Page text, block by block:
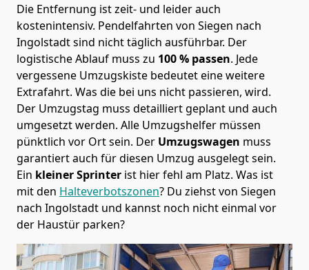
Die Entfernung ist zeit- und leider auch
kostenintensiv. Pendelfahrten von Siegen nach
Ingolstadt sind nicht täglich ausführbar. Der
logistische Ablauf muss zu 100 % passen. Jede
vergessene Umzugskiste bedeutet eine weitere
Extrafahrt. Was die bei uns nicht passieren, wird.
Der Umzugstag muss detailliert geplant und auch
umgesetzt werden. Alle Umzugshelfer müssen
pünktlich vor Ort sein. Der Umzugswagen muss
garantiert auch für diesen Umzug ausgelegt sein.
Ein kleiner Sprinter ist hier fehl am Platz. Was ist
mit den Halteverbotszonen? Du ziehst von Siegen
nach Ingolstadt und kannst noch nicht einmal vor
der Haustür parken?